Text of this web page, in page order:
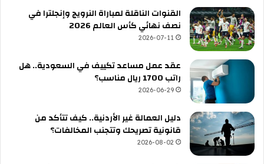
القنوات الناقلة لمباراة النرويج وإنجلترا في
نصف نهائي كأس العالم 2026
2026-07-11
عقد عمل مساعد تكييف في السعودية.. هل
راتب 1700 ريال مناسب؟
2026-06-29
دليل العمالة غير الأردنية.. كيف تتأكد من
قانونية تصريحك وتتجنب المخالفات؟
2026-08-02